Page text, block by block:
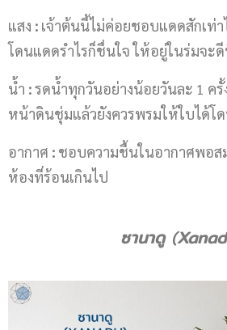
แสง : เจ้าต้นนี้ไม่ค่อยชอบแดดสักเท่
โดนแดดรำไรก็ชื่นใจ ให้อยู่ในร่มจะ
น้ำ :รดน้ำทุกวันอย่างน้อยวันละ 1 ค
หน้าดินชุ่มแล้วยังควรพรมให้ใบได้โ
อากาศ : ชอบความชื้นในอากาศพอส
ห้องที่ร้อนเกินไป
ซานาดู (